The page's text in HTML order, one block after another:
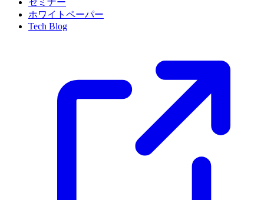
セミナー
ホワイトペーパー
Tech Blog